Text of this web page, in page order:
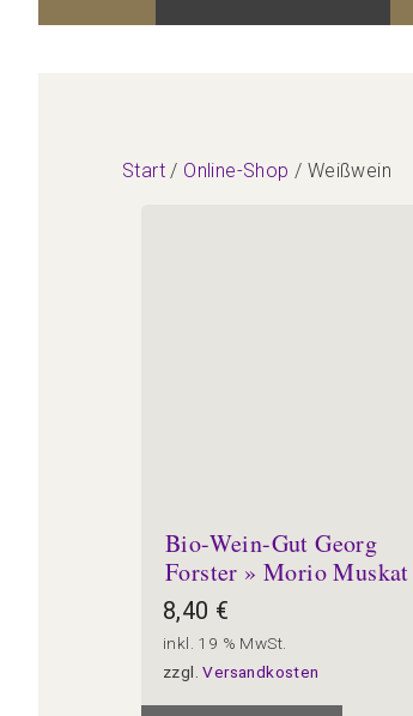
Start / Online-Shop / Weißwein
Bio-Wein-Gut Georg
Forster » Morio Muskat
8,40 €
inkl. 19 % MwSt.
zzgl.Versandkosten